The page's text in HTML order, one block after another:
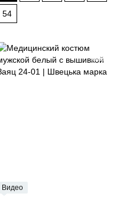
54
Видео